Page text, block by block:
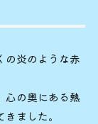
の炎のような赤
心の奥にある熱
ました。